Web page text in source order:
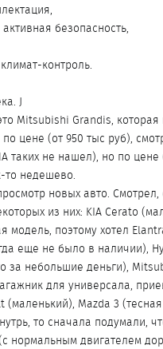
безопасность,
контроль.
J
Mitsubishi Grandis, которая
цене (от 950 тыс руб),
таких не нашел), но по
то недешево.
новых авто. Смотрел,
из них: KIA Cerato
модель, поэтому хотел
еще не было в наличии),
за небольшие деньги),
для универсала,
(маленький), Mazda 3
то сначала подумали,
нормальным двигателем